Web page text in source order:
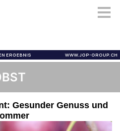
Gesunder Genuss und